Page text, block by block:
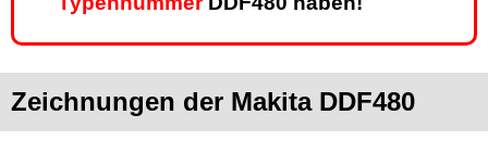
Zeichnungen der Makita DDF480